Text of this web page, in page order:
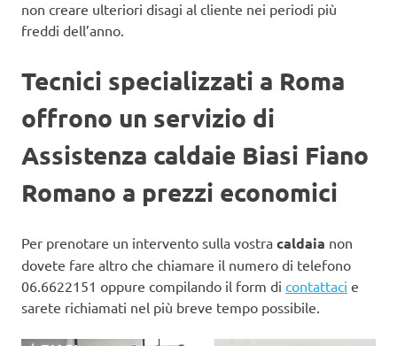
non creare ulteriori disagi al cliente nei periodi più
freddi dell’anno.
Tecnici specializzati a Roma
offrono un servizio di
Assistenza caldaie Biasi Fiano
Romano a prezzi economici
Per prenotare un intervento sulla vostra caldaia non
dovete fare altro che chiamare il numero di telefono
06.6622151 oppure compilando il form di contattaci e
sarete richiamati nel più breve tempo possibile.